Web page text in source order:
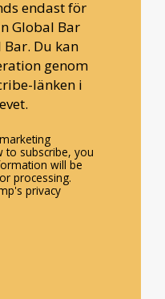
endast för
Global Bar
Du kan
genom
länken i
to subscribe, you
will be
processing.
privacy